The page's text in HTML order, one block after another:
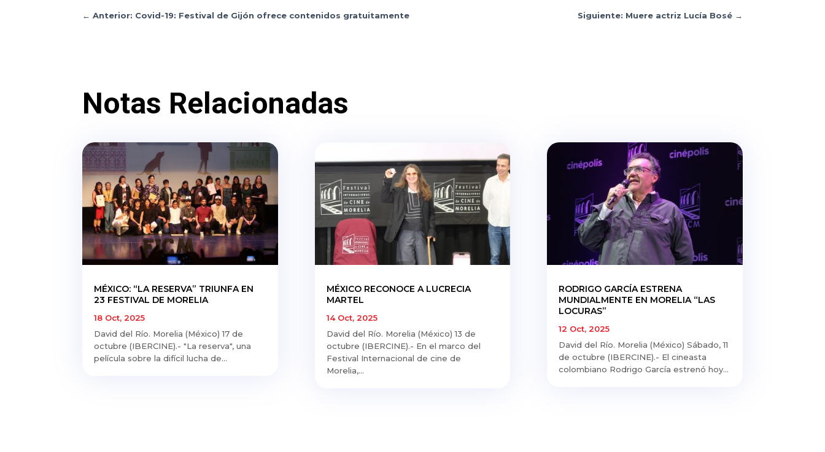
←Anterior: Covid-19: Festival de Gijón ofrece contenidos gratuitamente Siguiente: Muere actriz Lucía Bosé→
Notas Relacionadas
MÉXICO: “LA RESERVA” TRIUNFA EN
23 FESTIVAL DE MORELIA
18 Oct, 2025
David del Río. Morelia (México) 17 de
octubre (IBERCINE).- "La reserva", una
película sobre la difícil lucha de...
MÉXICO RECONOCE A LUCRECIA
MARTEL
14 Oct, 2025
David del Río. Morelia (México) 13 de
octubre (IBERCINE).- En el marco del
Festival Internacional de cine de
Morelia,...
RODRIGO GARCÍA ESTRENA
MUNDIALMENTE EN MORELIA “LAS
LOCURAS”
12 Oct, 2025
David del Río. Morelia (México) Sábado, 11
de octubre (IBERCINE).- El cineasta
colombiano Rodrigo García estrenó hoy...